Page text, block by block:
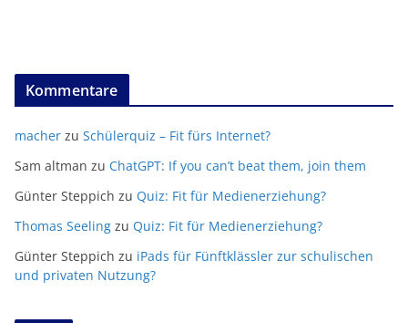
Kommentare
macher zu Schülerquiz – Fit fürs Internet?
Sam altman zu ChatGPT: If you can’t beat them, join them
Günter Steppich zu Quiz: Fit für Medienerziehung?
Thomas Seeling zu Quiz: Fit für Medienerziehung?
Günter Steppich zu iPads für Fünftklässler zur schulischen
und privaten Nutzung?